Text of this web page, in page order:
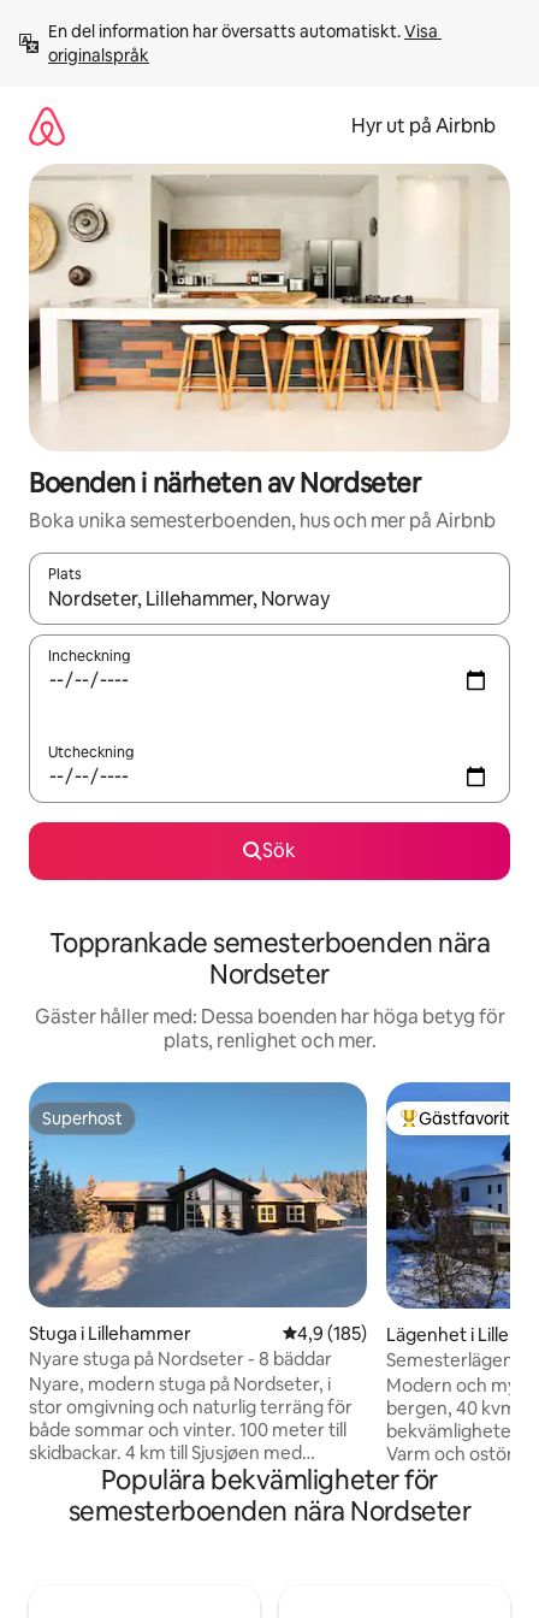
innehåll
En del information har översatts automatiskt. Visa
originalspråk
Hyr ut på Airbnb
Boenden i närheten av Nordseter
Boka unika semesterboenden, hus och mer på Airbnb
Plats
När resultaten är tillgängliga kan du navigera med upp- och
Incheckning
Utcheckning
Sök
Topprankade semesterboenden nära
Nordseter
Gäster håller med: Dessa boenden har höga betyg för
plats, renlighet och mer.
Superhost
Superhost
Stuga i Lillehammer 4,9 av 5 i genomsnittligt
4,9 (185)
Nyare stuga på Nordseter - 8 bäddar
Nyare, modern stuga på Nordseter, i
stor omgivning och naturlig terräng för
både sommar och vinter. 100 meter till
skidbackar. 4 km till Sjusjøen med
livsmedelsbutik och 13 km till
Lillehammer Trasig körbana hela vägen.
Stugan har stor entré, badrum,
Populär
Gästfavorit
Lägenhet i
cykling, vandring!
Modern och
bergen, 40 kvm,
bekvämligheter
Varm och ostörd
och fri utsikt,
gym och bastu i
kommer du att
Populära bekvämligheter för
semesterboenden nära Nordseter